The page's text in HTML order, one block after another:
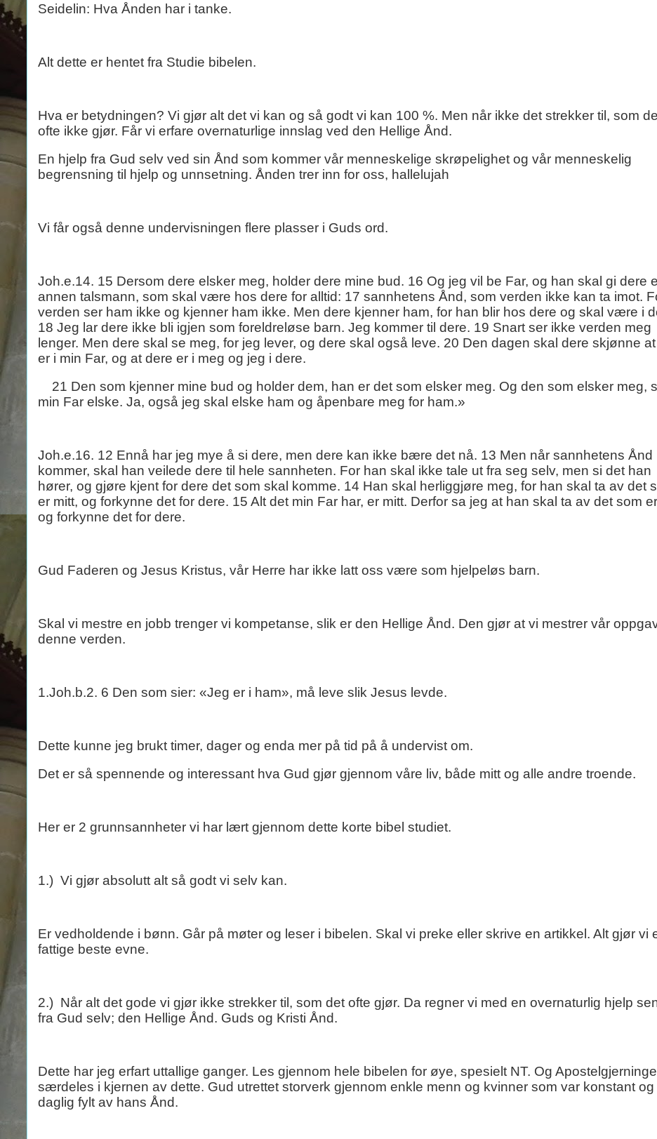
Seidelin: Hva Ånden har i tanke.
Alt dette er hentet fra Studie bibelen.
Hva er betydningen? Vi gjør alt det vi kan og så godt vi kan 100 %. Men når ikke det strekker til, som
ofte ikke gjør. Får vi erfare overnaturlige innslag ved den Hellige Ånd.
En hjelp fra Gud selv ved sin Ånd som kommer vår menneskelige skrøpelighet og vår menneskelig
begrensning til hjelp og unnsetning. Ånden trer inn for oss, hallelujah
Vi får også denne undervisningen flere plasser i Guds ord.
Joh.e.14. 15 Dersom dere elsker meg, holder dere mine bud. 16 Og jeg vil be Far, og han skal gi dere
annen talsmann, som skal være hos dere for alltid: 17 sannhetens Ånd, som verden ikke kan ta imot.
verden ser ham ikke og kjenner ham ikke. Men dere kjenner ham, for han blir hos dere og skal være i
18 Jeg lar dere ikke bli igjen som foreldreløse barn. Jeg kommer til dere. 19 Snart ser ikke verden meg
lenger. Men dere skal se meg, for jeg lever, og dere skal også leve. 20 Den dagen skal dere skjønne
er i min Far, og at dere er i meg og jeg i dere.
21 Den som kjenner mine bud og holder dem, han er det som elsker meg. Og den som elsker meg,
min Far elske. Ja, også jeg skal elske ham og åpenbare meg for ham.»
Joh.e.16. 12 Ennå har jeg mye å si dere, men dere kan ikke bære det nå. 13 Men når sannhetens Ånd
kommer, skal han veilede dere til hele sannheten. For han skal ikke tale ut fra seg selv, men si det han
hører, og gjøre kjent for dere det som skal komme. 14 Han skal herliggjøre meg, for han skal ta av det
er mitt, og forkynne det for dere. 15 Alt det min Far har, er mitt. Derfor sa jeg at han skal ta av det som
og forkynne det for dere.
Gud Faderen og Jesus Kristus, vår Herre har ikke latt oss være som hjelpeløs barn.
Skal vi mestre en jobb trenger vi kompetanse, slik er den Hellige Ånd. Den gjør at vi mestrer vår
denne verden.
1.Joh.b.2. 6 Den som sier: «Jeg er i ham», må leve slik Jesus levde.
Dette kunne jeg brukt timer, dager og enda mer på tid på å undervist om.
Det er så spennende og interessant hva Gud gjør gjennom våre liv, både mitt og alle andre troende.
Her er 2 grunnsannheter vi har lært gjennom dette korte bibel studiet.
1.) Vi gjør absolutt alt så godt vi selv kan.
Er vedholdende i bønn. Går på møter og leser i bibelen. Skal vi preke eller skrive en artikkel. Alt gjør vi
fattige beste evne.
2.) Når alt det gode vi gjør ikke strekker til, som det ofte gjør. Da regner vi med en overnaturlig hjelp
fra Gud selv; den Hellige Ånd. Guds og Kristi Ånd.
Dette har jeg erfart uttallige ganger. Les gjennom hele bibelen for øye, spesielt NT. Og
særdeles i kjernen av dette. Gud utrettet storverk gjennom enkle menn og kvinner som var konstant og
daglig fylt av hans Ånd.